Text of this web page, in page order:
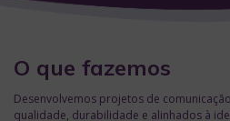
O que fazemos
Desenvolvemos projetos de
qualidade, durabilidade e alinhados à